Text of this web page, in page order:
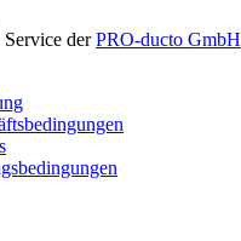
derPRO-ducto GmbH